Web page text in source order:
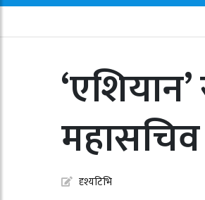
दृश्यटिभि